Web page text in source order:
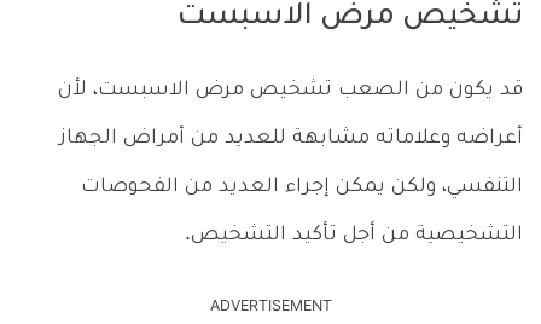
تشخيص مرض الاسبست
قد يكون من الصعب تشخيص مرض الاسبست، لأن
أعراضه وعلاماته مشابهة للعديد من أمراض الجهاز
التنفسي، ولكن يمكن إجراء العديد من الفحوصات
التشخيصية من أجل تأكيد التشخيص.
ADVERTISEMENT